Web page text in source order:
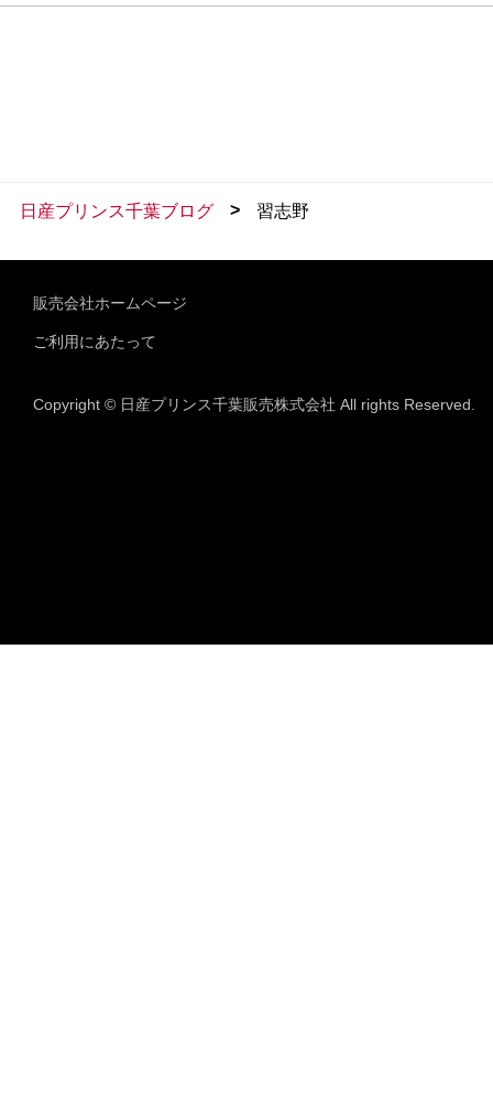
日産プリンス千葉ブログ > 習志野
販売会社ホームページ
ご利用にあたって
Copyright © 日産プリンス千葉販売株式会社 All rights Reserved.